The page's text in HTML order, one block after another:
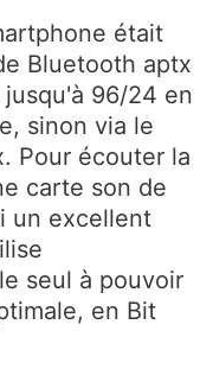
était
Bluetooth aptx
96/24 en
sinon via le
Pour écouter la
carte son de
un excellent
seul à pouvoir
en Bit